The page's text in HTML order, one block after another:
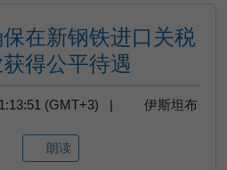
在新钢铁进口关税
得公平待遇
(GMT+3) |
伊斯坦布
朗读